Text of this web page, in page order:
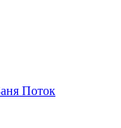
Поток